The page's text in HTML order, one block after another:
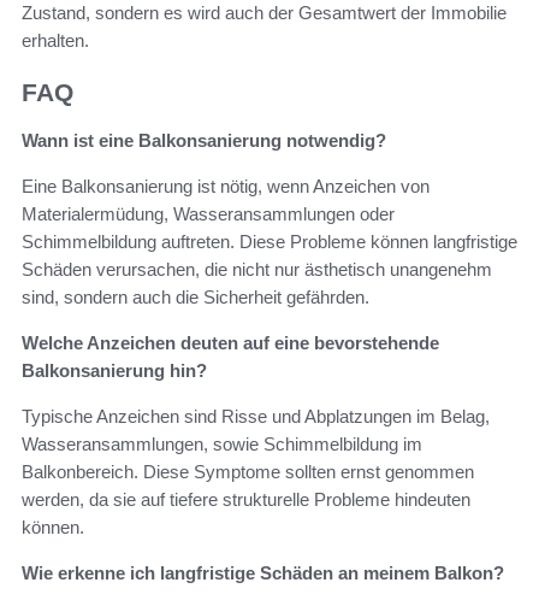
Zustand, sondern es wird auch der Gesamtwert der Immobilie
erhalten.
FAQ
Wann ist eine Balkonsanierung notwendig?
Eine Balkonsanierung ist nötig, wenn Anzeichen von
Materialermüdung, Wasseransammlungen oder
Schimmelbildung auftreten. Diese Probleme können langfristige
Schäden verursachen, die nicht nur ästhetisch unangenehm
sind, sondern auch die Sicherheit gefährden.
Welche Anzeichen deuten auf eine bevorstehende
Balkonsanierung hin?
Typische Anzeichen sind Risse und Abplatzungen im Belag,
Wasseransammlungen, sowie Schimmelbildung im
Balkonbereich. Diese Symptome sollten ernst genommen
werden, da sie auf tiefere strukturelle Probleme hindeuten
können.
Wie erkenne ich langfristige Schäden an meinem Balkon?